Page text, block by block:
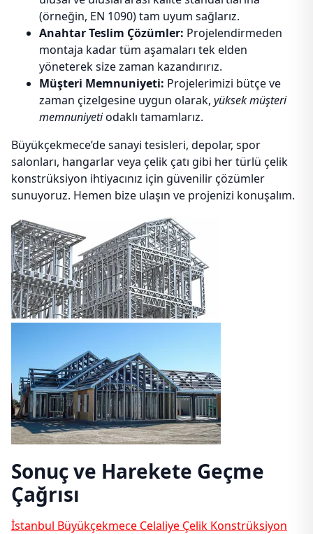
(örneğin, EN 1090) tam uyum sağlarız.
Anahtar Teslim Çözümler: Projelendirmeden
montaja kadar tüm aşamaları tek elden
yöneterek size zaman kazandırırız.
Müşteri Memnuniyeti: Projelerimizi bütçe ve
zaman çizelgesine uygun olarak, yüksek müşteri
memnuniyetiodaklı tamamlarız.
Büyükçekmece’de sanayi tesisleri, depolar, spor
salonları, hangarlar veya çelik çatı gibi her türlü çelik
konstrüksiyon ihtiyacınız için güvenilir çözümler
sunuyoruz. Hemen bize ulaşın ve projenizi konuşalım.
Sonuç ve Harekete Geçme
Çağrısı
İstanbul Büyükçekmece Celaliye Çelik Konstrüksiyon